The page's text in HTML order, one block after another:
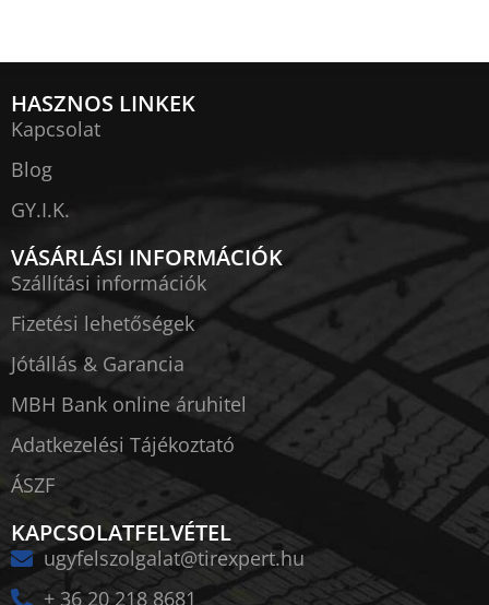
HASZNOS LINKEK
Kapcsolat
Blog
GY.I.K.
VÁSÁRLÁSI INFORMÁCIÓK
Szállítási információk
Fizetési lehetőségek
Jótállás & Garancia
MBH Bank online áruhitel
Adatkezelési Tájékoztató
ÁSZF
KAPCSOLATFELVÉTEL
ugyfelszolgalat@tirexpert.hu
+ 36 20 218 8681